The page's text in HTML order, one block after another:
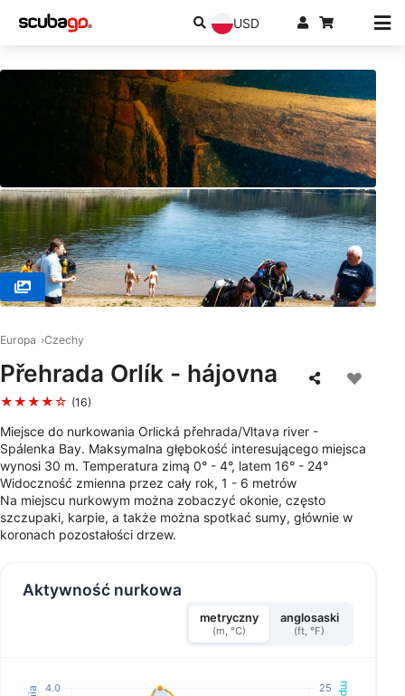
USD
Europa Czechy
Přehrada Orlík - hájovna
★★★★☆ (16)
Miejsce do nurkowania Orlická přehrada/Vltava river -
Spálenka Bay. Maksymalna głębokość interesującego miejsca
wynosi 30 m. Temperatura zimą 0° - 4°, latem 16° - 24°
Widoczność zmienna przez cały rok, 1 - 6 metrów
Na miejscu nurkowym można zobaczyć okonie, często
szczupaki, karpie, a także można spotkać sumy, głównie w
koronach pozostałości drzew.
Aktywność nurkowa
metryczny
(m, °C)
anglosaski
(ft, °F)